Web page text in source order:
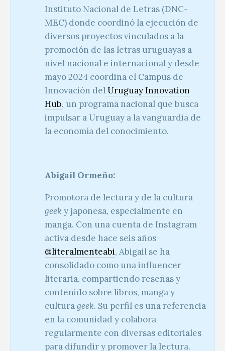
Instituto Nacional de Letras (DNC-
MEC) donde coordinó la ejecución de
diversos proyectos vinculados a la
promoción de las letras uruguayas a
nivel nacional e internacional y desde
mayo 2024 coordina el Campus de
Innovación delUruguay Innovation
Hub, un programa nacional que busca
impulsar a Uruguay a la vanguardia de
la economía del conocimiento.
Abigail Ormeño:
Promotora de lectura y de la cultura
geeky japonesa, especialmente en
manga. Con una cuenta de Instagram
activa desde hace seis años
@literalmenteabi, Abigail se ha
consolidado como una influencer
literaria, compartiendo reseñas y
contenido sobre libros, manga y
culturageek. Su perfil es una referencia
en la comunidad y colabora
regularmente con diversas editoriales
para difundir y promover la lectura.